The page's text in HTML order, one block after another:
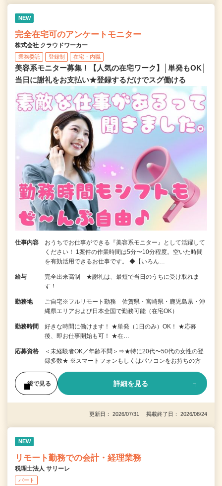
NEW
完全在宅可のアンケートモニター
株式会社 クラウドワーカー
業務委託 登録制 在宅・内職
美容系モニター募集！【人気の在宅ワーク】│単発もOK│
当日に謝礼をお支払い★登録するだけでスグ働ける
仕事内容
おうちでお仕事ができる『美容系モニター』として活躍して
ください！ 1案件の作業時間は5分〜10分程度。空いた時間
を有効活用できるお仕事です。 ◆【いろん…
給与
完全出来高制 ★謝礼は、最短で当日のうちに受け取れま
す！
勤務地
ご自宅※フルリモート勤務 佐賀県・宮崎県・鹿児島県・沖
縄県エリアおよび日本全国で勤務可能（在宅OK）
勤務時間
好きな時間に働けます！ ★単発（1日のみ）OK！ ★応募
後、即お仕事開始も可！ ★在…
応募資格
＜未経験者OK／年齢不問＞⇒★特に20代〜50代の女性の登
録多数★ ※スマートフォンもしくはパソコンをお持ちの方
後で見る 詳細を見る
更新日： 2026/07/31 掲載終了日： 2026/08/24
NEW
リモート勤務での会計・経理業務
税理士法人 サリーレ
パート